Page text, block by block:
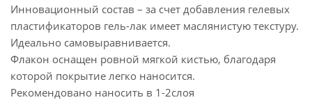
Инновационный состав – за счет добавления гелевых
пластификаторов гель-лак имеет маслянистую текстуру.
Идеально самовыравнивается.
Флакон оснащен ровной мягкой кистью, благодаря
которой покрытие легко наносится.
Рекомендовано наносить в 1-2слоя